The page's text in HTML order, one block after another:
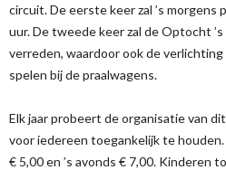
circuit. De eerste keer zal ’s
uur. De tweede keer zal de Optocht
verreden, waardoor ook de
spelen bij de praalwagens.
Elk jaar probeert de organisatie van
voor iedereen toegankelijk te
€ 5,00 en ’s avonds € 7,00. Kinderen